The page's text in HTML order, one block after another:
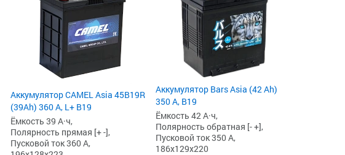
Аккумулятор CAMEL Asia 45B19R
(39Ah) 360 А, L+ B19
Ёмкость 39 А·ч,
Полярность прямая [+ -],
Пусковой ток 360 А,
Аккумулятор Bars Asia (42 Ah)
350 А, B19
Ёмкость 42 А·ч,
Полярность обратная [- +],
Пусковой ток 350 А,
186x129x220